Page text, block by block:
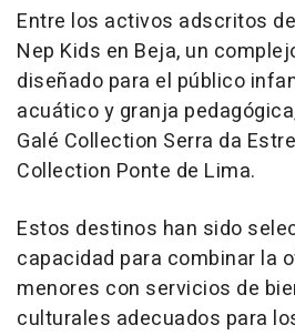
Entre los activos adscritos
Nep Kids en Beja, un
diseñado para el público
acuático y granja
Galé Collection Serra da
Collection Ponte de Lima.
Estos destinos han sido
capacidad para combinar la
menores con servicios de
culturales adecuados para